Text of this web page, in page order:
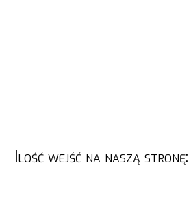
Ilość wejść na naszą stronę: